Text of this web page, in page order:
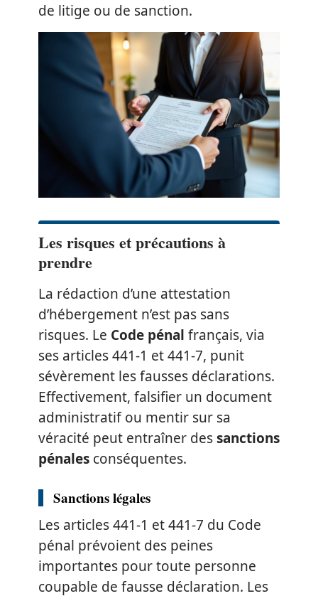
de litige ou de sanction.
Les risques et précautions à
prendre
La rédaction d’une attestation
d’hébergement n’est pas sans
risques. Le Code pénal français, via
ses articles 441-1 et 441-7, punit
sévèrement les fausses déclarations.
Effectivement, falsifier un document
administratif ou mentir sur sa
véracité peut entraîner dessanctions
pénales conséquentes.
Sanctions légales
Les articles 441-1 et 441-7 du Code
pénal prévoient des peines
importantes pour toute personne
coupable de fausse déclaration. Les